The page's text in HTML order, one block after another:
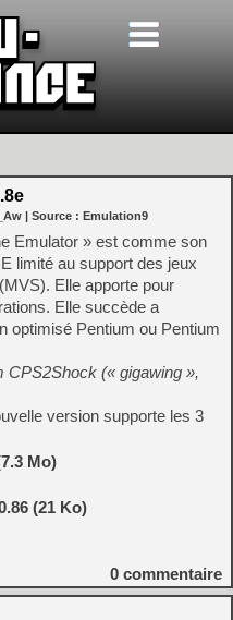
| Source : Emulation9
Emulator » est comme son
limité au support des jeux
Elle apporte pour
Elle succède a
optimisé Pentium ou Pentium
CPS2Shock (« gigawing »,
version supporte les 3
Mo)
(21 Ko)
0 commentaire